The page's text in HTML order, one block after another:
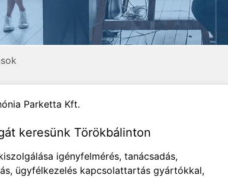
Parketta Kft.
keresünk Törökbálinton
igényfelmérés, tanácsadás,
ügyfélkezelés kapcsolattartás gyártókkal,